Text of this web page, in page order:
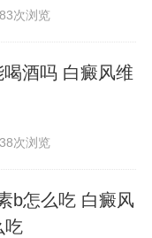
次浏览
酒吗 白癜风维
次浏览
b怎么吃 白癜风
吃